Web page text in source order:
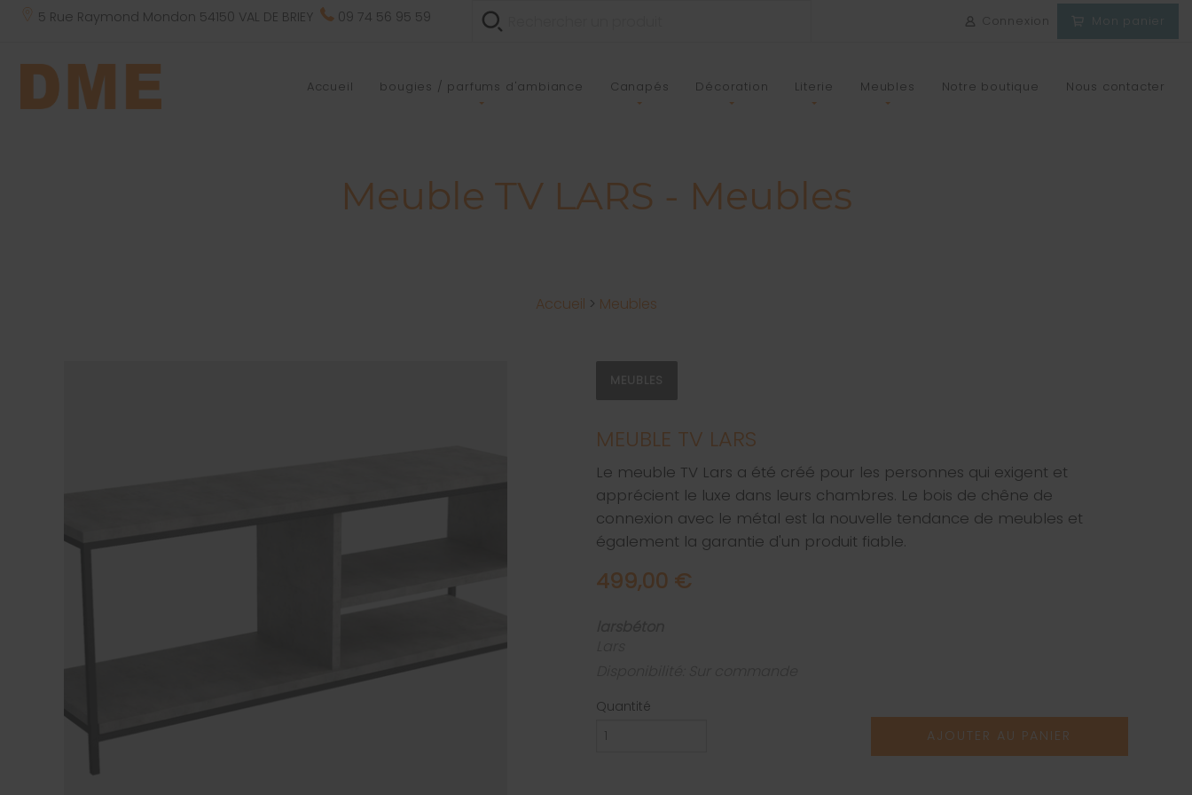
5 Rue Raymond Mondon 54150 VAL DE BRIEY 09 74 56 95 59 Connexion
Accueil bougies / parfums d'ambiance Canapés Décoration Literie Meubles Notre boutique Nous contacter
Meuble TV LARS - Meubles
Accueil > Meubles
MEUBLES
MEUBLE TV LARS
Le meuble TV Lars a été créé pour les personnes qui exigent et
apprécient le luxe dans leurs chambres. Le bois de chêne de
connexion avec le métal est la nouvelle tendance de meubles et
également la garantie d'un produit fiable.
499,00 €
Quantité
AJOUTER AU PANIER